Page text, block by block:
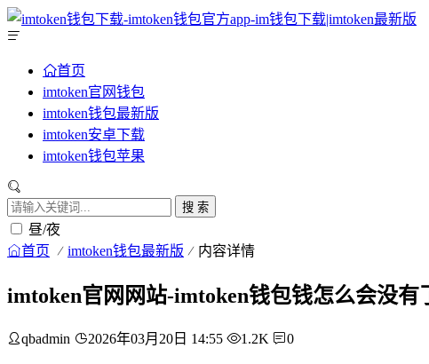
首页
imtoken官网钱包
imtoken钱包最新版
imtoken安卓下载
imtoken钱包苹果
搜 索
昼/夜
首页 imtoken钱包最新版 内容详情
imtoken官网网站-imtoken钱包钱怎么会没有
qbadmin 2026年03月20日 14:55 1.2K 0